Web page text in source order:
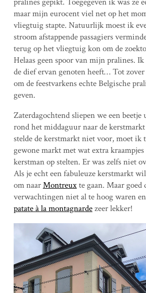
maar mijn eurocent viel net op het
vliegtuig stapte. Natuurlijk moest ik
stroom afstappende passagiers
terug op het vliegtuig kon om de
Helaas geen spoor van mijn pralines.
de dief ervan genoten heeft… Tot
om de feestvarkens echte Belgische
geven.
Zaterdagochtend sliepen we een
rond het middaguur naar de
stelde de kerstmarkt niet voor, moet ik
gewone markt met wat extra
kerstman op stelten. Er was zelfs niet
Als je echt een fabuleuze kerstmarkt
om naarMontreuxte gaan. Maar goed
verwachtingen niet al te hoog waren
patate à la montagnardezeer lekker!